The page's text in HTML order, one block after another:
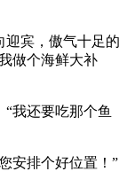
迎宾，傲气十足的
做个海鲜大补
我还要吃那个鱼
安排个好位置！”